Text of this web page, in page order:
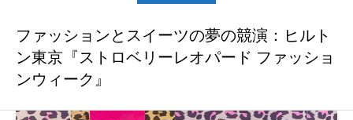
ファッションとスイーツの夢の競演：ヒルト
ン東京『ストロベリーレオパード ファッショ
ンウィーク』